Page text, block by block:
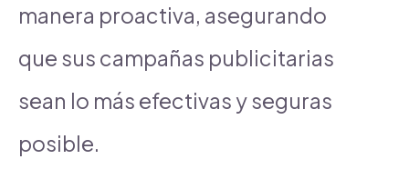
manera proactiva, asegurando
que sus campañas publicitarias
sean lo más efectivas y seguras
posible.